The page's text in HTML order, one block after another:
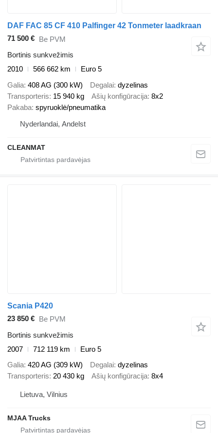
DAF FAC 85 CF 410 Palfinger 42 Tonmeter laadkraan
71 500 € Be PVM
Bortinis sunkvežimis
2010
566 662 km
Euro 5
Galia 408 AG (300 kW) Degalai dyzelinas
Transporteris 15 940 kg Ašių konfigūracija 8x2
Pakaba spyruoklė/pneumatika
Nyderlandai, Andelst
CLEANMAT
Scania P420
23 850 €
Be PVM
Bortinis sunkvežimis
2007
712 119 km
Euro 5
Galia 420 AG (309 kW) Degalai dyzelinas
Transporteris 20 430 kg Ašių konfigūracija 8x4
Lietuva, Vilnius
MJAA Trucks